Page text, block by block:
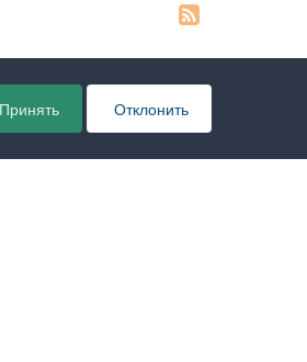
Принять Отклонить